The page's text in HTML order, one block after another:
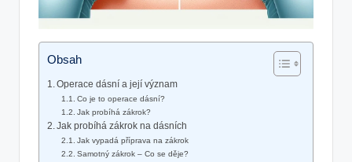
Obsah
Operace dásní a její význam
Co je to operace dásní?
Jak probíhá zákrok?
Jak probíhá zákrok na dásních
Jak vypadá příprava na zákrok
Samotný zákrok – Co se děje?